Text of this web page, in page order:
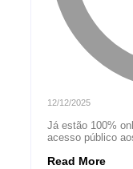
12/12/2025
Já estão 100%
acesso público
Read More